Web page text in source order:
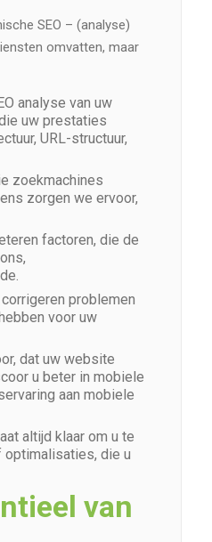
SEO – (analyse)
omvatten, maar
analyse van uw
uw prestaties
URL-structuur,
zoekmachines
zorgen we ervoor,
factoren, die de
problemen
voor uw
dat uw website
u beter in mobiele
aan mobiele
altijd klaar om u te
optimalisaties, die u
van